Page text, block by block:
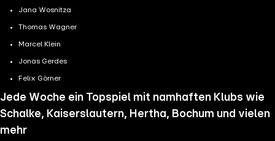
Jana Wosnitza
Thomas Wagner
Marcel Klein
Jonas Gerdes
Felix Görner
Jede Woche ein Topspiel mit namhaften Klubs wie
Schalke, Kaiserslautern, Hertha, Bochum und vielen
mehr